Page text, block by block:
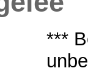
***